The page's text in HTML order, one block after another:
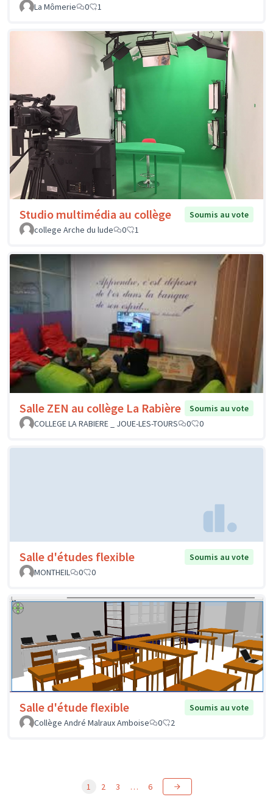
La Mômerie
0 1
Studio multimédia au collège
Soumis au vote
college Arche du lude
0 1
Salle ZEN au collège La Rabière
Soumis au vote
COLLEGE LA RABIERE _ JOUE-LES-TOURS
0 0
Salle d'études flexible
Soumis au vote
MONTHEIL
0 0
Salle d'étude flexible
Soumis au vote
Collège André Malraux Amboise
0 2
1 2 3 … 6